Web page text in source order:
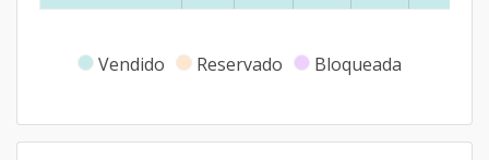
Vendido Reservado Bloqueada